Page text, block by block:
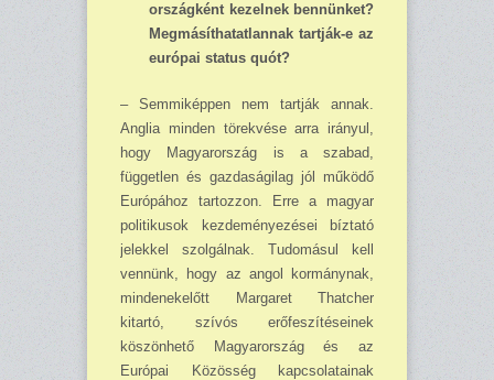
országként kezelnek bennünket?
Megmásíthatatlannak tartják-e az
európai status quót?
– Semmiképpen nem tartják annak.
Anglia minden törekvése arra irányul,
hogy Magyar­ország is a szabad,
független és gazdaságilag jól működő
Európához tartozzon. Erre a magyar
politikusok kezdeményezései bíztató
jelekkel szolgálnak. Tudomásul kell
vennünk, hogy az angol kormánynak,
mindenekelőtt Margaret Thatcher
kitartó, szívós erőfeszítéseinek
köszön­hető Magyarország és az
Európai Közösség kapcsolatainak